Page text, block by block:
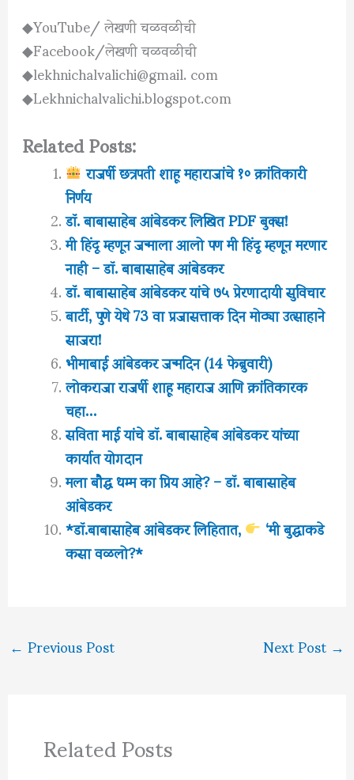
◆YouTube/ लेखणी चळवळीची
◆Facebook/लेखणी चळवळीची
◆lekhnichalvalichi@gmail. com
◆Lekhnichalvalichi.blogspot.com
Related Posts:
राजर्षी छत्रपती शाहू महाराजांचे १० क्रांतिकारी
निर्णय
डॉ. बाबासाहेब आंबेडकर लिखित PDF बुक्स!
मी हिंदू म्हणून जन्माला आलो पण मी हिंदू म्हणून मरणार
नाही – डॉ. बाबासाहेब आंबेडकर
डॉ. बाबासाहेब आंबेडकर यांचे ७५ प्रेरणादायी सुविचार
बार्टी, पुणे येथे 73 वा प्रजासत्ताक दिन मोठ्या उत्साहाने
साजरा!
भीमाबाई आंबेडकर जन्मदिन (14 फेब्रुवारी)
लोकराजा राजर्षी शाहू महाराज आणि क्रांतिकारक
चहा…
सविता माई यांचे डॉ. बाबासाहेब आंबेडकर यांच्या
कार्यात योगदान
मला बौद्ध धम्म का प्रिय आहे? – डॉ. बाबासाहेब
आंबेडकर
*डॉ.बाबासाहेब आंबेडकर लिहितात, ‘मी बुद्धाकडे
कसा वळलो?*
←Previous Post Next Post→
Related Posts